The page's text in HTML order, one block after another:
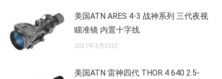
美国ATN ARES 4-3 战神系列 三代夜视
瞄准镜 内置十字线
2021年3月23日
美国ATN 雷神四代 THOR 4 640 2.5-